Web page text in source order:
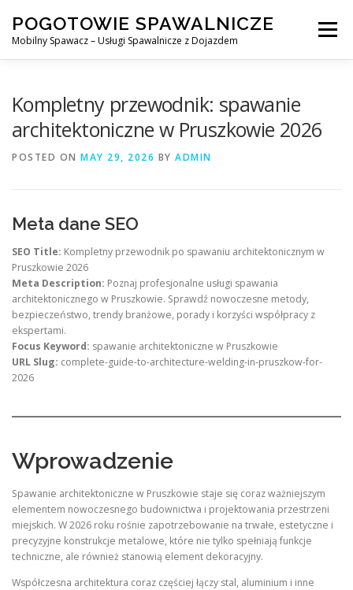
content
POGOTOWIE SPAWALNICZE
Mobilny Spawacz – Usługi Spawalnicze z Dojazdem
Menu
Kompletny przewodnik: spawanie
architektoniczne w Pruszkowie 2026
POSTED ON MAY 29, 2026 BY ADMIN
Meta dane SEO
SEO Title: Kompletny przewodnik po spawaniu architektonicznym w
Pruszkowie 2026
Meta Description: Poznaj profesjonalne usługi spawania
architektonicznego w Pruszkowie. Sprawdź nowoczesne metody,
bezpieczeństwo, trendy branżowe, porady i korzyści współpracy z
ekspertami.
Focus Keyword: spawanie architektoniczne w Pruszkowie
URL Slug: complete-guide-to-architecture-welding-in-pruszkow-for-
2026
Wprowadzenie
Spawanie architektoniczne w Pruszkowie staje się coraz ważniejszym
elementem nowoczesnego budownictwa i projektowania przestrzeni
miejskich. W 2026 roku rośnie zapotrzebowanie na trwałe, estetyczne i
precyzyjne konstrukcje metalowe, które nie tylko spełniają funkcje
techniczne, ale również stanowią element dekoracyjny.
Współczesna architektura coraz częściej łączy stal, aluminium i inne